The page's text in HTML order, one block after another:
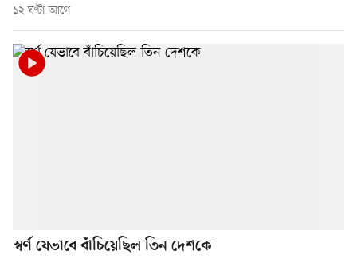
১২ ঘণ্টা আগে
স্বর্ণ যেভাবে বাঁচিয়েছিল তিন দেশকে